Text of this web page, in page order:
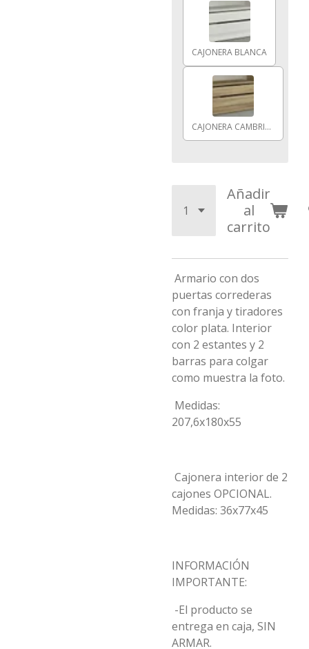
CAJONERA BLANCA
CAJONERA CAMBRIAN
Añadir
al
carrito
Armario con dos
puertas correderas
con franja y tiradores
color plata. Interior
con 2 estantes y 2
barras para colgar
como muestra la foto.
Medidas:
207,6x180x55
Cajonera interior de 2
cajones OPCIONAL.
Medidas: 36x77x45
INFORMACIÓN
IMPORTANTE:
-El producto se
entrega en caja, SIN
ARMAR.